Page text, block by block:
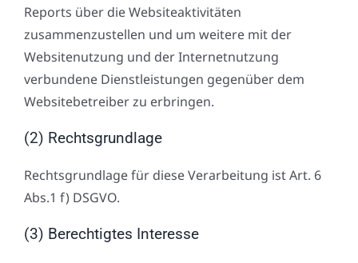
Reports über die Websiteaktivitäten
zusammenzustellen und um weitere mit der
Websitenutzung und der Internetnutzung
verbundene Dienstleistungen gegenüber dem
Websitebetreiber zu erbringen.
(2) Rechtsgrundlage
Rechtsgrundlage für diese Verarbeitung ist Art. 6
Abs.1 f) DSGVO.
(3) Berechtigtes Interesse